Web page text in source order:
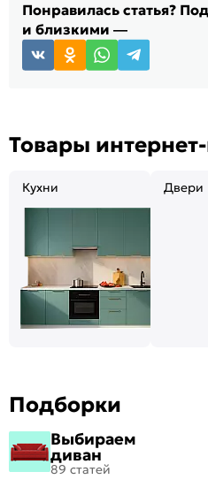
Понравилась статья?
и близкими —
Товары
Кухни Двери
Подборки
Выбираем
диван
89 статей